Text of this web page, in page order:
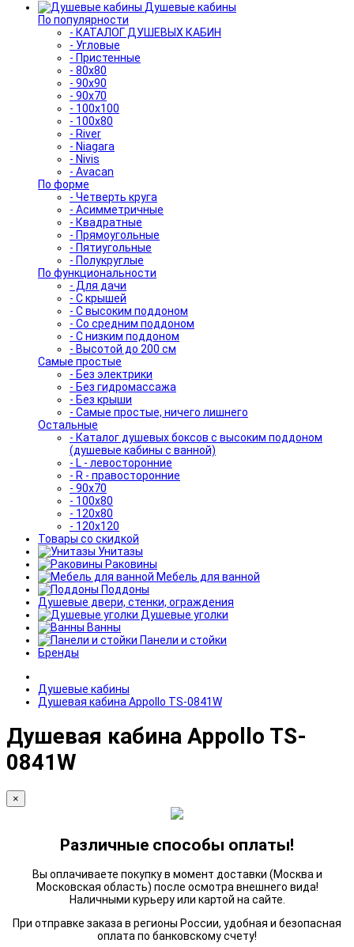
Душевые кабины
По популярности
- КАТАЛОГ ДУШЕВЫХ КАБИН
- Угловые
- Пристенные
- 80x80
- 90x90
- 90x70
- 100x100
- 100x80
- River
- Niagara
- Nivis
- Avacan
По форме
- Четверть круга
- Асимметричные
- Квадратные
- Прямоугольные
- Пятиугольные
- Полукруглые
По функциональности
- Для дачи
- С крышей
- С высоким поддоном
- Со средним поддоном
- С низким поддоном
- Высотой до 200 см
Самые простые
- Без электрики
- Без гидромассажа
- Без крыши
- Самые простые, ничего лишнего
Остальные
- Каталог душевых боксов с высоким поддоном
(душевые кабины с ванной)
- L - левосторонние
- R - правосторонние
- 90x70
- 100x80
- 120x80
- 120x120
Товары со скидкой
Унитазы
Раковины
Мебель для ванной
Поддоны
Душевые двери, стенки, ограждения
Душевые уголки
Ванны
Панели и стойки
Бренды
Душевые кабины
Душевая кабина Appollo TS-0841W
Душевая кабина Appollo TS-
0841W
×
Различные способы оплаты!
Вы оплачиваете покупку в момент доставки (Москва и
Московская область) после осмотра внешнего вида!
Наличными курьеру или картой на сайте.
При отправке заказа в регионы России, удобная и безопасная
оплата по банковскому счету!